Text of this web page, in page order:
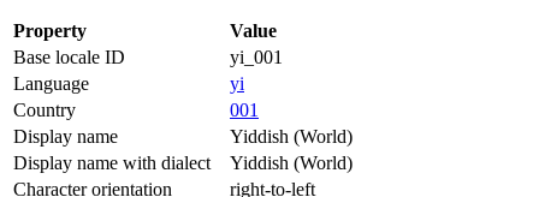
Property
Value
Base locale ID
yi_001
Language
yi
Country
001
Display name
Yiddish (World)
Display name with dialect
Yiddish (World)
Character orientation
right-to-left